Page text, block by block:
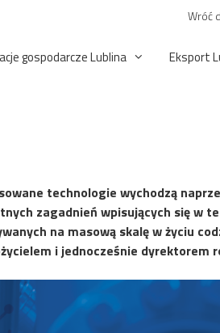
Wróć
gospodarcze Lublina Eksport
technologie wychodzą
zagadnień wpisujących się w
na masową skalę w życiu
i jednocześnie dyrektorem